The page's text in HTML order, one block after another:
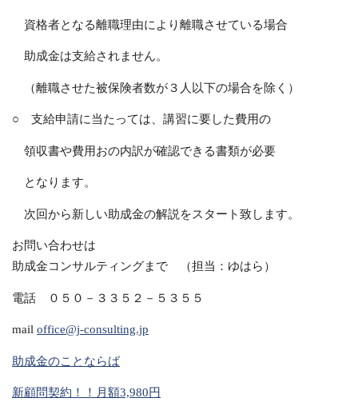
資格者となる離職理由により離職させている場合
助成金は支給されません。
（離職させた被保険者数が３人以下の場合を除く）
○ 支給申請に当たっては、講習に要した費用の
領収書や費用おの内訳が確認できる書類が必要
となります。
次回から新しい助成金の解説をスタート致します。
お問い合わせは
助成金コンサルティングまで （担当：ゆはら）
電話 ０５０－３３５２－５３５５
mail office@j-consulting.jp
助成金のことならば
新顧問契約！！月額3,980円